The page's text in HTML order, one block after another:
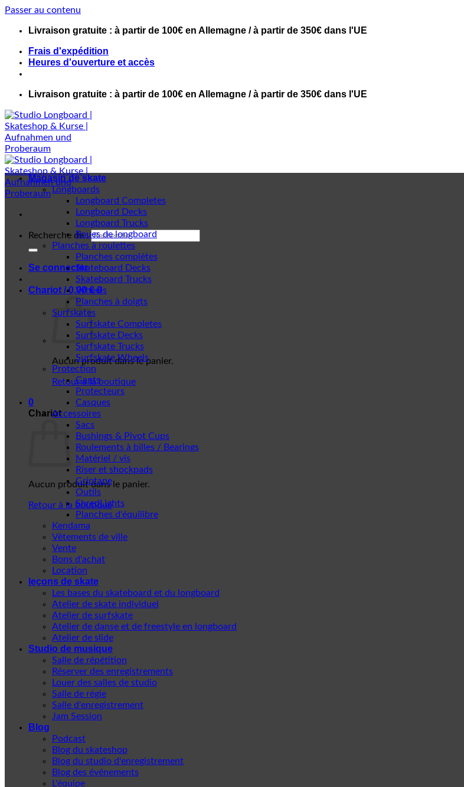
Passer au contenu
Livraison gratuite : à partir de 100€ en Allemagne / à partir de 350€ dans l'UE
Frais d'expédition
Heures d'ouverture et accès
Livraison gratuite : à partir de 100€ en Allemagne / à partir de 350€ dans l'UE
Recherche de :
Se connecter
Chariot /0,00€ 0
Aucun produit dans le panier.
Retour à la boutique
0
Chariot
Aucun produit dans le panier.
Retour à la boutique
Magasin de skate
Longboards
Longboard Completes
Longboard Decks
Longboard Trucks
Roues de longboard
Planches à roulettes
Planches complètes
Skateboard Decks
Skateboard Trucks
Wheels
Planches à doigts
Surfskates
Surfskate Completes
Surfskate Decks
Surfskate Trucks
Surfskate Wheels
Protection
Gants
Protecteurs
Casques
Accessoires
Sacs
Bushings & Pivot Cups
Roulements à billes / Bearings
Matériel / vis
Riser et shockpads
Griptape
Outils
ShredLights
Planches d'équilibre
Kendama
Vêtements de ville
Vente
Bons d'achat
Location
leçons de skate
Les bases du skateboard et du longboard
Atelier de skate individuel
Atelier de surfskate
Atelier de danse et de freestyle en longboard
Atelier de slide
Studio de musique
Salle de répétition
Réserver des enregistrements
Louer des salles de studio
Salle de régie
Salle d'enregistrement
Jam Session
Blog
Podcast
Blog du skateshop
Blog du studio d'enregistrement
Blog des événements
L'équipe